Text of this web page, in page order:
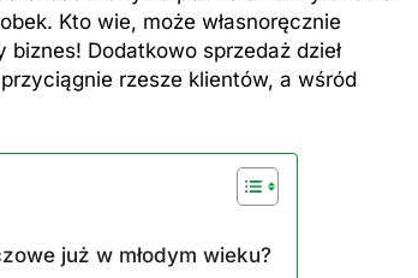
Kto wie, może własnoręcznie
Dodatkowo sprzedaż dzieł
rzesze klientów, a wśród
już w młodym wieku?